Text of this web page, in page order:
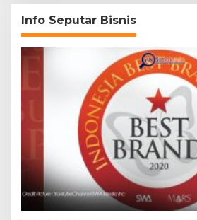
Info Seputar Bisnis